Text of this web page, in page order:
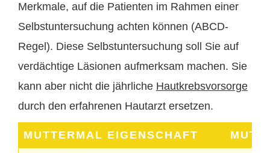
Merkmale, auf die Patienten im Rahmen einer
Selbstuntersuchung achten können (ABCD-
Regel). Diese Selbstuntersuchung soll Sie auf
verdächtige Läsionen aufmerksam machen. Sie
kann aber nicht die jährliche Hautkrebsvorsorge
durch den erfahrenen Hautarzt ersetzen.
MUTTERMAL EIGENSCHAFT